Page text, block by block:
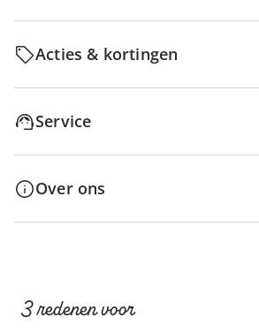
Acties & kortingen
Service
Over ons
3 redenen voor